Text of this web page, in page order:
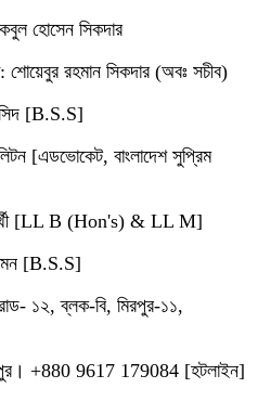
হোসেন সিকদার
শোয়েবুর রহমান সিকদার (অবঃ সচীব)
[B.S.S]
লিটন [এডভোকেট, বাংলাদেশ সুপ্রিম
[LL B (Hon's) & LL M]
[B.S.S]
১২, ব্লক-বি, মিরপুর-১১,
+880 9617 179084 [হটলাইন]